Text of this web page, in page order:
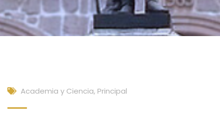
Academia y Ciencia, Principal